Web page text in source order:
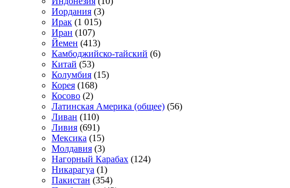
Иордания (3)
Ирак (1 015)
Иран (107)
Йемен (413)
Камбоджийско-тайский (6)
Китай (53)
Колумбия (15)
Корея (168)
Косово (2)
Латинская Америка (общее) (56)
Ливан (110)
Ливия (691)
Мексика (15)
Молдавия (3)
Нагорный Карабах (124)
Никарагуа (1)
Пакистан (354)